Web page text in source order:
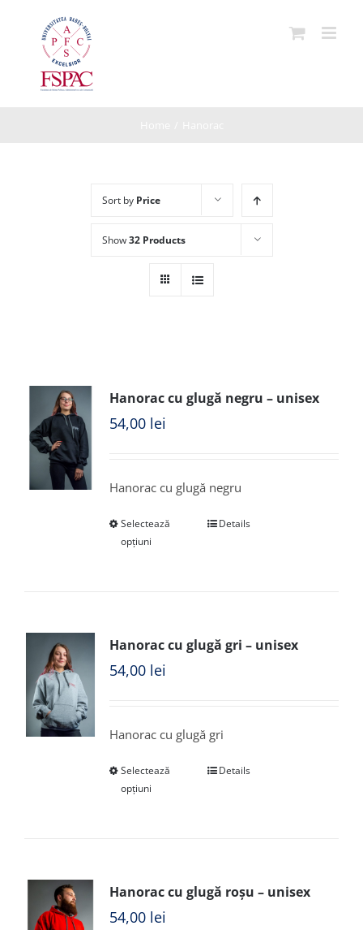
Sort by Price
Show32 Products
Hanorac cu glugă negru – unisex
54,00 lei
Hanorac cu glugă negru
Selectează
opțiuni
Details
Hanorac cu glugă gri – unisex
54,00 lei
Hanorac cu glugă gri
Selectează
opțiuni
Details
Hanorac cu glugă roșu – unisex
54,00 lei